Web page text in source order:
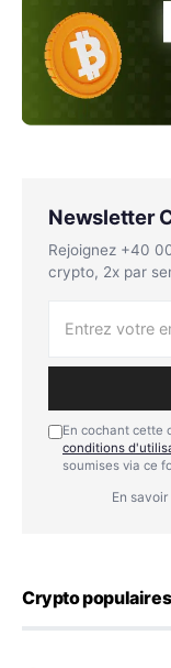
Newsletter
Rejoignez +40
crypto, 2x par
En cochant cette
conditions
soumises via ce
En
Crypto populaires